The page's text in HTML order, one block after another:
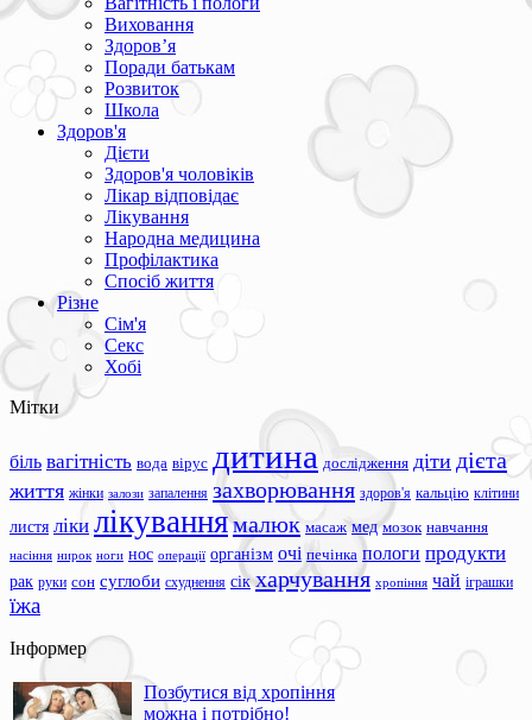
Виховання
Здоров’я
Поради батькам
Розвиток
Школа
Здоров'я
Дієти
Здоров'я чоловіків
Лікар відповідає
Лікування
Народна медицина
Профілактика
Спосіб життя
Різне
Сім'я
Секс
Хобі
Мітки
біль вагітність вода вірус дитина дослідження діти дієта
життя жінки залози запалення захворювання здоров'я кальцію клітини
листя ліки лікуваннямалюк масаж мед мозок навчання
насіння нирок ноги нос операції організм очі печінка пологи продукти
рак руки сон суглоби схуднення сік харчування хропіння чай іграшки
їжа
Інформер
Позбутися від хропіння
можна і потрібно!